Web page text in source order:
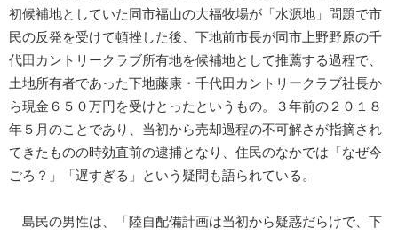
初候補地としていた同市福山の大福牧場が「水源地」問題で市
民の反発を受けて頓挫した後、下地前市長が同市上野野原の千
代田カントリークラブ所有地を候補地として推薦する過程で、
土地所有者であった下地藤康・千代田カントリークラブ社長か
ら現金６５０万円を受けとったというもの。３年前の２０１８
年５月のことであり、当初から売却過程の不可解さが指摘され
てきたものの時効直前の逮捕となり、住民のなかでは「なぜ今
ごろ？」「遅すぎる」という疑問も語られている。
島民の男性は、「陸自配備計画は当初から疑惑だらけで、下